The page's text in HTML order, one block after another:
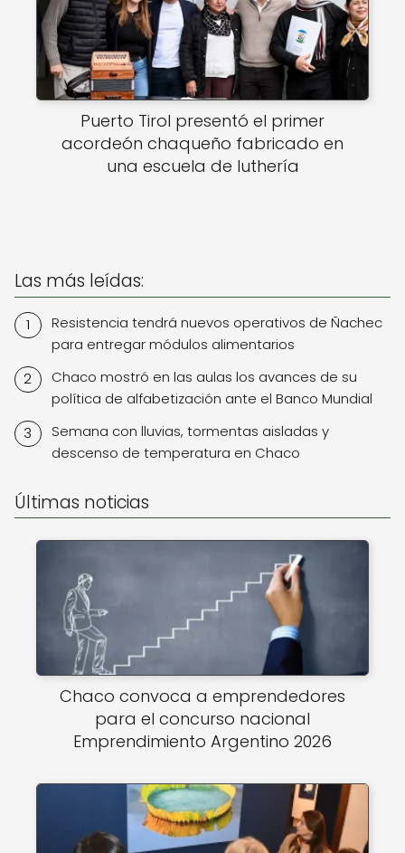
Puerto Tirol presentó el primer
acordeón chaqueño fabricado en
una escuela de luthería
Las más leídas:
Resistencia tendrá nuevos operativos de Ñachec
para entregar módulos alimentarios
Chaco mostró en las aulas los avances de su
política de alfabetización ante el Banco Mundial
Semana con lluvias, tormentas aisladas y
descenso de temperatura en Chaco
Últimas noticias
Chaco convoca a emprendedores
para el concurso nacional
Emprendimiento Argentino 2026